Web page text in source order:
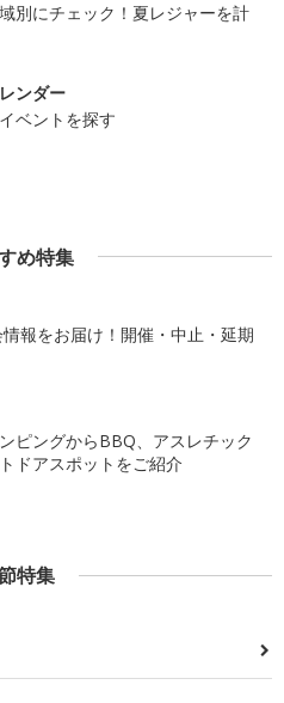
別にチェック！夏レジャーを計
ンダー
ベントを探す
め特集
報をお届け！開催・中止・延期
ピングからBBQ、アスレチック
ドアスポットをご紹介
特集